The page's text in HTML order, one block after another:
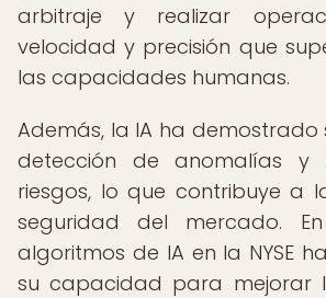
arbitraje y realizar
velocidad y precisión que
las capacidades humanas.
Además, la IA ha demostrado
detección de anomalías y
riesgos, lo que contribuye a
seguridad del mercado.
algoritmos de IA en la NYSE
su capacidad para mejorar